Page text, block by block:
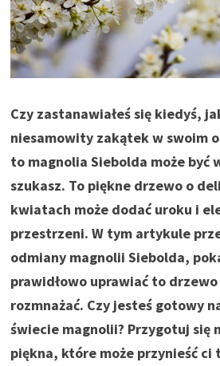
Czy zastanawiałeś się kiedyś,
niesamowity zakątek w swoim
to magnolia Siebolda może być
szukasz. To piękne drzewo o
kwiatach może dodać uroku i
przestrzeni. W tym artykule
odmiany magnolii Siebolda,
prawidłowo uprawiać to
rozmnażać. Czy jesteś gotowy
świecie magnolii? Przygotuj się
piękna, które może przynieść ci